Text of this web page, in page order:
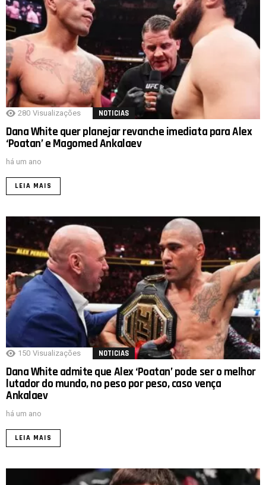
280 Visualizações NOTICIAS
Dana White quer planejar revanche imediata para Alex
‘Poatan’ e Magomed Ankalaev
há um ano
LEIA MAIS
150 Visualizações NOTICIAS
Dana White admite que Alex ‘Poatan’ pode ser o melhor
lutador do mundo, no peso por peso, caso vença
Ankalaev
há um ano
LEIA MAIS